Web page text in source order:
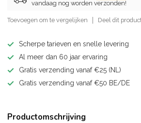
vandaag nog worden verzonden!
Toevoegen om te vergelijken Deel dit
Scherpe tarieven en snelle levering
Al meer dan 60 jaar ervaring
Gratis verzending vanaf €25 (NL)
Gratis verzending vanaf €50 BE/DE
Productomschrijving